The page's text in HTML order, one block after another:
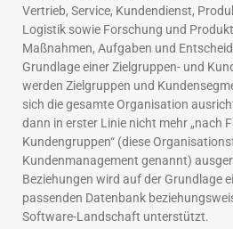
Vertrieb, Service, Kundendienst,
Logistik sowie Forschung und
Maßnahmen, Aufgaben und
Grundlage einer Zielgruppen- und
werden Zielgruppen und
sich die gesamte Organisation
dann in erster Linie nicht mehr „nach
Kundengruppen“ (diese
Kundenmanagement genannt)
Beziehungen wird auf der Grundlage
passenden Datenbank
Software-Landschaft unterstützt.